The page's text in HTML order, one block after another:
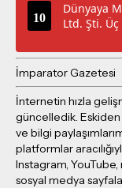
Dünyaya
Ltd. Şti.
İmparator Gazetesi
İnternetin hızla
güncelledik.
ve bilgi
platformlar
Instagram,
sosyal medya